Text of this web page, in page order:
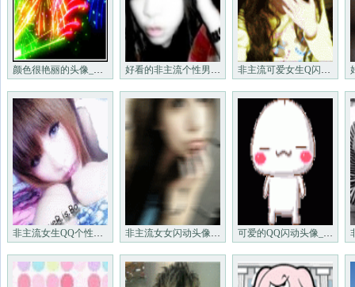
颜色很艳丽的头像_非主流头像 好看的非主流个性男女图片_非主流头像 非主流可爱女生Q闪闪图_非主流个性闪图头像
非主流女生QQ个性闪动头像_非主流QQ头像 非主流女女闪动头像_个性美女头像 可爱的QQ闪动头像_非主流闪动头像